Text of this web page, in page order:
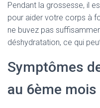
Pendant la grossesse, il
pour aider votre corps à
ne buvez pas
déshydratation, ce qui
Symptômes
au 6ème